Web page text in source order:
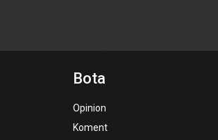
Bota
Opinion
Koment